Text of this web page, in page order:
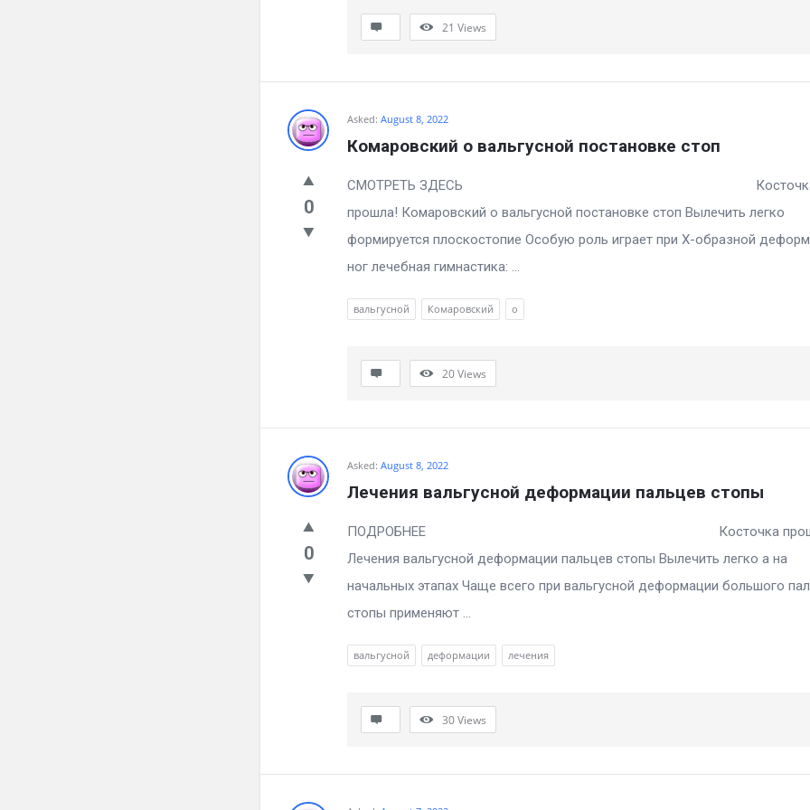
21 Views
Asked: August 8, 2022
Комаровский о вальгусной постановке стоп
0
СМОТРЕТЬ ЗДЕСЬ
прошла! Комаровский о вальгусной постановке стоп Вылечить легко
формируется плоскостопие Особую роль играет при Х-образной
ног лечебная гимнастика: ...
вальгусной Комаровский о
20Views
Asked: August 8, 2022
Лечения вальгусной деформации пальцев стопы
0
ПОДРОБНЕЕ Косточка
Лечения вальгусной деформации пальцев стопы Вылечить легко а на
начальных этапах Чаще всего при вальгусной деформации большого
стопы применяют ...
вальгусной деформации лечения
30Views